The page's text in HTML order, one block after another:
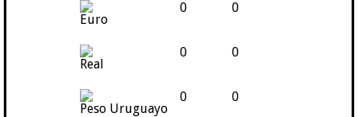
Euro
0 0
Real
0 0
Peso Uruguayo
0 0